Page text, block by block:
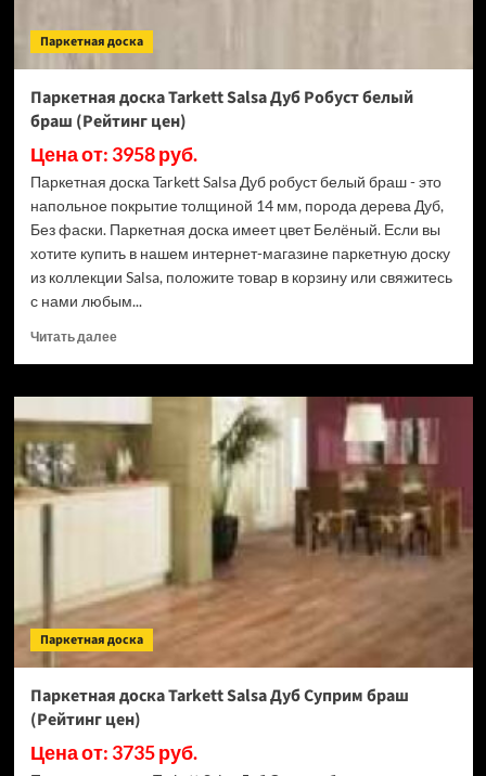
Паркетная доска
Паркетная доска Tarkett Salsa Дуб Робуст белый
браш (Рейтинг цен)
Цена от: 3958 руб.
Паркетная доска Tarkett Salsa Дуб робуст белый браш - это
напольное покрытие толщиной 14 мм, порода дерева Дуб,
Без фаски. Паркетная доска имеет цвет Белёный. Если вы
хотите купить в нашем интернет-магазине паркетную доску
из коллекции Salsa, положите товар в корзину или свяжитесь
с нами любым...
Читать далееПрочитать
Паркетная
Tarkett
Salsa
Дуб
цен)
Паркетная доска
Паркетная доска Tarkett Salsa Дуб Суприм браш
(Рейтинг цен)
Цена от: 3735 руб.